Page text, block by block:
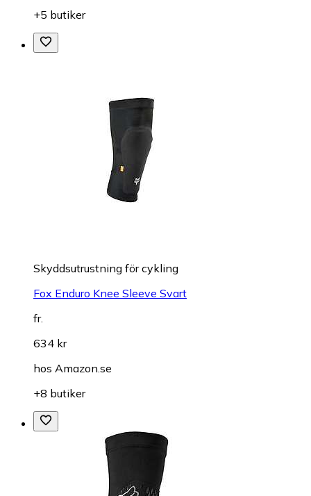
+5 butiker
Skyddsutrustning för cykling
Fox Enduro Knee Sleeve Svart
fr.
634 kr
hos Amazon.se
+8 butiker